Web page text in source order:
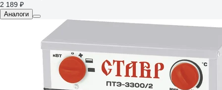
2 189 ₽
Аналоги